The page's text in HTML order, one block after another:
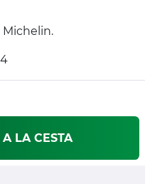
LA CESTA